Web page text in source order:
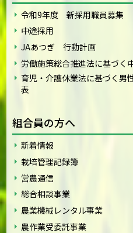
令和9年度 新採用職員募集
中途採用
JAあつぎ 行動計画
労働施策総合推進法に基づく
育児・介護休業法に基づく男
表
組合員の方へ
新着情報
栽培管理記録簿
営農通信
総合相談事業
農業機械レンタル事業
農作業受委託事業